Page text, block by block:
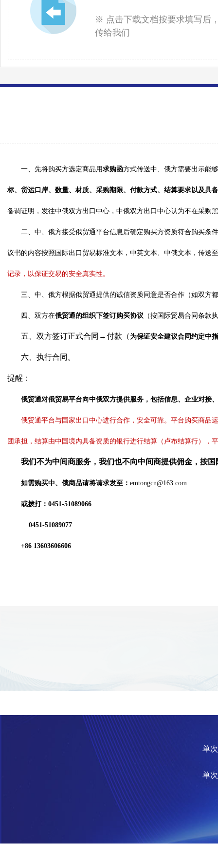
※ 点击下载文档按要求填写后
传给我们
一、先将购买方选定商品用求购函方式传送中、 俄方需要出示能
标、货运口岸、数量、材质、采购期限、付款方式、结算要求以及具
备调证明，发往中俄双方出口中心， 中俄双方出口中心认为不在采购
二、中、 俄方接受俄贸通平台信息后确定购买方资质符合购买条
议书的内容按照国际出口贸易标准文本，中英文本、中俄文本，传送
记录，以保证交易的安全真实性。
三、中、 俄方根据俄贸通提供的诚信资质同意是否合作（如双方
四、双方在俄贸通的组织下签订购买协议 （按国际贸易合同条款
五、双方签订正式合同 →付款（ 为保证安全建议合同约定中
六、执行合同。
提醒：
俄贸通对俄贸易平台向中俄双方提供服务，包括信息、企业对接
俄贸通平台与国家出口中心进行合作，安全可靠。平台购买商品
团承担，结算由中国境内具备资质的银行进行结算（卢布结算行），
我们不为中间商服务，我们也不向中间商提供佣金，按
如需购买中、俄商品请将请求发至： emtongcn@163.com
或拨打： 0451-51089066
0451-51089077
+86 13603606606
单
单